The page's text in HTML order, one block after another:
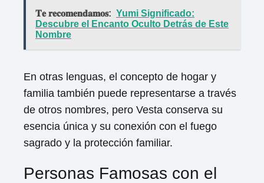
𝐓𝐞 𝐫𝐞𝐜𝐨𝐦𝐞𝐧𝐝𝐚𝐦𝐨𝐬: Yumi Significado:
Descubre el Encanto Oculto Detrás de Este
Nombre
En otras lenguas, el concepto de hogar y
familia también puede representarse a través
de otros nombres, pero Vesta conserva su
esencia única y su conexión con el fuego
sagrado y la protección familiar.
Personas Famosas con el